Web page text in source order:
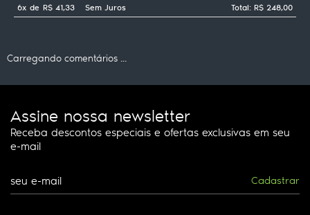
6x de R$ 41,33 Sem Juros Total: R$ 248,00
Carregando comentários ...
Assine nossa newsletter
Receba descontos especiais e ofertas exclusivas em seu
e-mail
Cadastrar